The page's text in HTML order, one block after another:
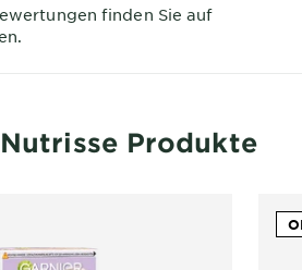
finden Sie auf
Produkte